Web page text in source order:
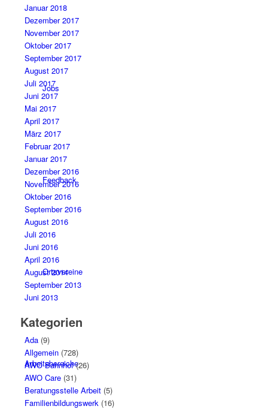
Jobs
Feedback
Ortsvereine
Arbeitsbereiche
Januar 2018
Dezember 2017
November 2017
Oktober 2017
September 2017
August 2017
Juli 2017
Juni 2017
Mai 2017
April 2017
März 2017
Februar 2017
Januar 2017
Dezember 2016
November 2016
Oktober 2016
September 2016
August 2016
Juli 2016
Juni 2016
April 2016
August 2014
September 2013
Juni 2013
Kategorien
Ada(9)
Allgemein(728)
AWO Bahnhof(26)
AWO Care(31)
Beratungsstelle Arbeit(5)
Familienbildungswerk(16)